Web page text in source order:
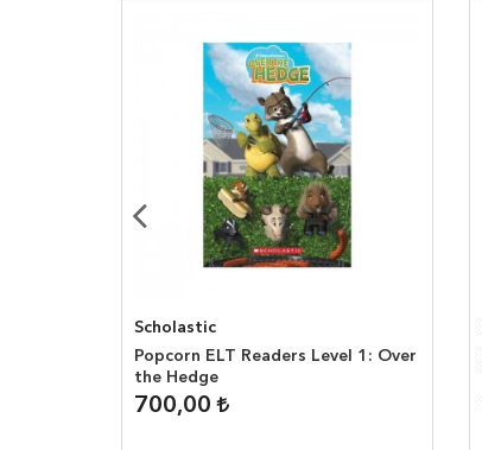
Scholastic
Popcorn ELT Readers Level 1: Over
the Hedge
700,00